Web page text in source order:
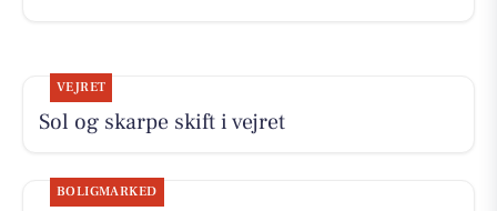
VEJRET
Sol og skarpe skift i vejret
BOLIGMARKED